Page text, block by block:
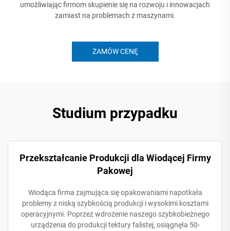
umożliwiając firmom skupienie się na rozwoju i innowacjach
zamiast na problemach z maszynami.
ZAMÓW CENĘ
Studium przypadku
Przekształcanie Produkcji dla Wiodącej Firmy
Pakowej
Wiodąca firma zajmująca się opakowaniami napotkała
problemy z niską szybkością produkcji i wysokimi kosztami
operacyjnymi. Poprzez wdrożenie naszego szybkobieżnego
urządzenia do produkcji tektury falistej, osiągnęła 50-